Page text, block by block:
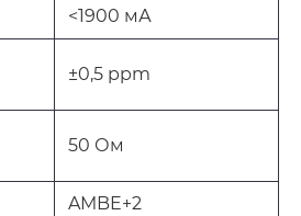
<1900 мА
±0,5 ppm
50 Ом
AMBE+2